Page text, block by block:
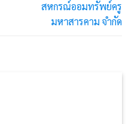
สหกรณ์ออมทรัพย์ครู
มหาสารคาม จำกัด